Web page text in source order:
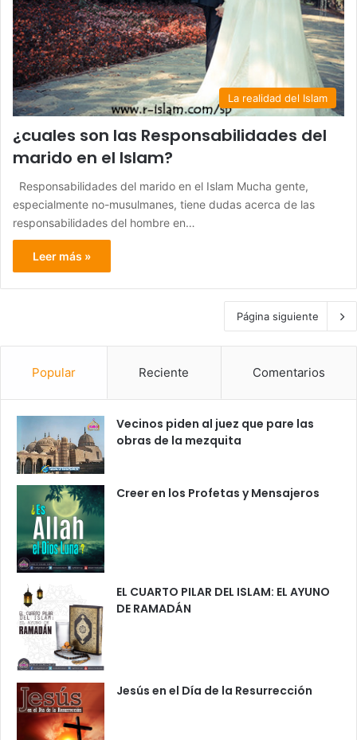
La realidad del Islam
¿cuales son las Responsabilidades del
marido en el Islam?
Responsabilidades del marido en el Islam Mucha gente,
especialmente no-musulmanes, tiene dudas acerca de las
responsabilidades del hombre en…
Leer más »
Página siguiente
Popular Reciente Comentarios
Vecinos piden al juez que pare las
obras de la mezquita
Creer en los Profetas y Mensajeros
EL CUARTO PILAR DEL ISLAM: EL AYUNO
DE RAMADÁN
Jesús en el Día de la Resurrección